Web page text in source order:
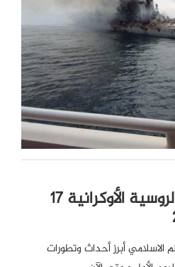
آخر تطورات الحرب الروسية الأوكرانية 17
الاسلامي أبرز أحداث وتطورات